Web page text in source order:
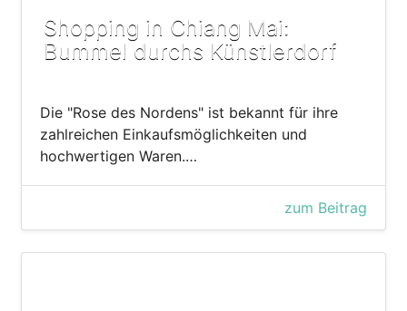
Shopping in Chiang Mai:
Bummel durchs Künstlerdorf
Die "Rose des Nordens" ist bekannt für ihre
zahlreichen Einkaufsmöglichkeiten und
hochwertigen Waren.…
zum Beitrag